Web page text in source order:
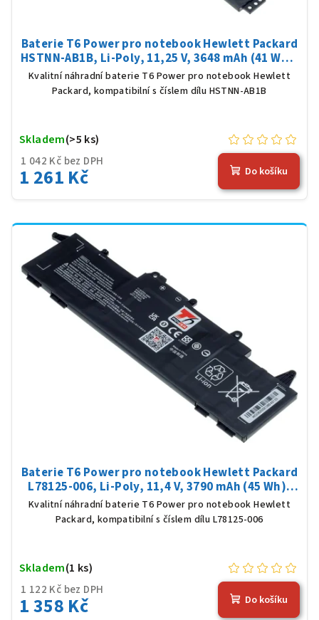
Baterie T6 Power pro notebook Hewlett Packard
HSTNN-AB1B, Li-Poly, 11,25 V, 3648 mAh (41 Wh),
černá
Kvalitní náhradní baterie T6 Power pro notebook Hewlett
Packard, kompatibilní s číslem dílu HSTNN-AB1B
1 042 Kč bez DPH
1 261 Kč
Skladem(>5 ks)
Do košíku
Baterie T6 Power pro notebook Hewlett Packard
L78125-006, Li-Poly, 11,4 V, 3790 mAh (45 Wh),
černá
Kvalitní náhradní baterie T6 Power pro notebook Hewlett
Packard, kompatibilní s číslem dílu L78125-006
1 122 Kč bez DPH
1 358 Kč
Skladem(1 ks)
Do košíku